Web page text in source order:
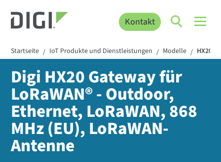
Kontakt
Startseite / IoT Produkte und Dienstleistungen / Modelle / HX20-
Digi HX20 Gateway für
LoRaWAN® - Outdoor,
Ethernet, LoRaWAN, 868
MHz (EU), LoRaWAN-
Antenne